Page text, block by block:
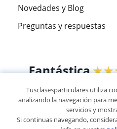
Novedades y Blog
Preguntas y respuestas
Fantástica
305915
© 2007 - 2026 Tus
Tusclasesparticulares utiliza
analizando la navegación para
servicios y
Si continuas navegando,